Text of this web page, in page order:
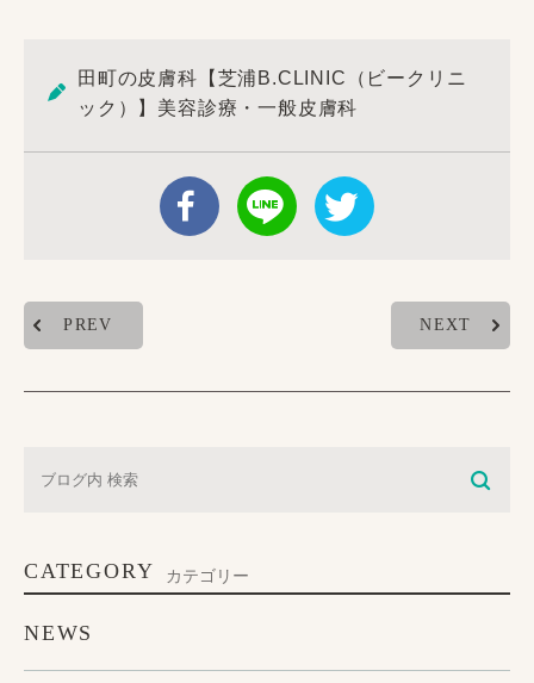
田町の皮膚科【芝浦B.CLINIC（ビークリニ
ック）】美容診療・一般皮膚科
PREV NEXT
CATEGORY カテゴリー
NEWS